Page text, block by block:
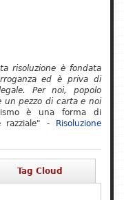
risoluzione è fondata
ed è priva di
Per noi, popolo
un pezzo di carta e noi
è una forma di
razziale" -
Risoluzione
Tag Cloud